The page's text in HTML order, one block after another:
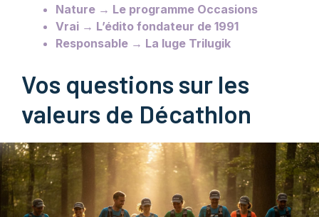
Nature → Le programme Occasions
Vrai → L’édito fondateur de 1991
Responsable → La luge Trilugik
Vos questions sur les
valeurs de Décathlon